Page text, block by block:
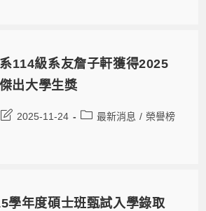
114級系友詹子軒獲得2025
出大學生獎
2025-11-24 最新消息 / 榮譽榜
學年度碩士班甄試入學錄取